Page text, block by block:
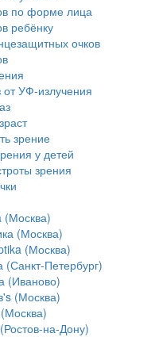
по форме лица
ребёнку
очков
от УФ-излучения
зрение
у детей
зрения
(Москва)
(Москва)
(Москва)
Петербург)
(Иваново)
(Москва)
на-Дону)